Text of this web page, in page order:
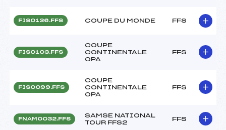
FIS0136.FFS COUPE DU MONDE FFS
FIS0103.FFS
COUPE
CONTINENTALE
OPA
FFS
FIS0099.FFS
COUPE
CONTINENTALE
OPA
FFS
FNAM0032.FFS
SAMSE NATIONAL
TOUR FFS2
FFS